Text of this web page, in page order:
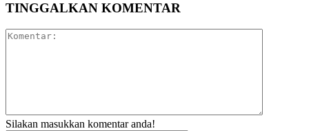
TINGGALKAN KOMENTAR
Silakan masukkan komentar anda!